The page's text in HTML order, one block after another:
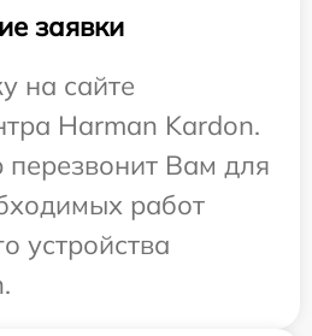
заявки
на сайте
Harman Kardon.
Вам для
работ
устройства